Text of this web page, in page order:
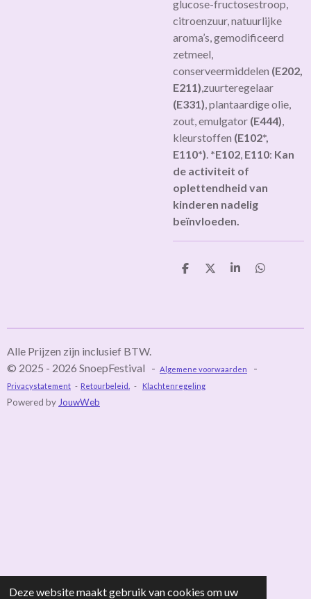
Deze website maakt gebruik van cookies om uw
glucose-fructosestroop,
citroenzuur, natuurlijke
aroma’s, gemodificeerd
zetmeel,
conserveermiddelen (E202,
E211),zuurteregelaar
(E331), plantaardige olie,
zout, emulgator (E444),
kleurstoffen (E102*,
E110*). *E102, E110: Kan
de activiteit of
oplettendheid van
kinderen nadelig
beïnvloeden.
D
D
S
D
Alle Prijzen zijn inclusief BTW.
© 2025 - 2026 SnoepFestival - Algemene voorwaarden -
Privacystatement - Retourbeleid. - Klachtenregeling
Powered by JouwWeb